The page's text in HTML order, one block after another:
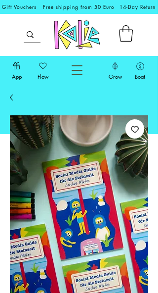
Gift Vouchers Free shipping from 50 Euro 14-Day Return
App Flow Grow Boat